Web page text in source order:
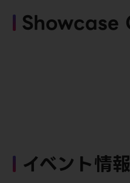
Showcase
イベント情報